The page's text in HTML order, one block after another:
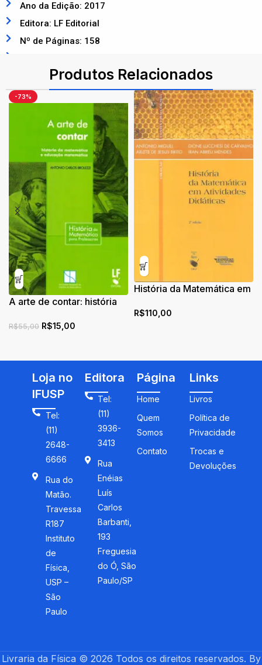
Ano da Edição: 2017
Editora: LF Editorial
Nº de Páginas: 158
Produtos Relacionados
-73%
A arte de contar: história
educação matemática
R$55,00 R$15,00
História da Matemática em
R$110,00
Loja no
IFUSP
Tel:
(11)
2648-
6666
Rua do
Matão.
Travessa
R187
Instituto
de
Física,
USP –
São
Paulo
Editora
Tel:
(11)
3936-
3413
Rua
Enéias
Luís
Carlos
Barbanti,
193
Freguesia
do Ó, São
Paulo/SP
Página
Home
Quem
Somos
Contato
Links
Livros
Política de
Privacidade
Trocas e
Devoluções
Livraria da Física © 2026 Todos os direitos reservados. By